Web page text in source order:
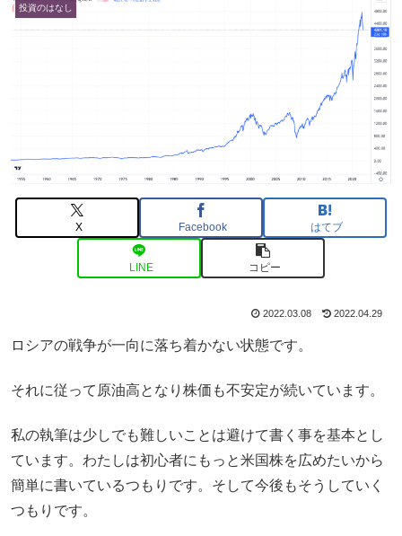
投資のはなし
X Facebook はてブ
LINE コピー
2022.03.08 2022.04.29
ロシアの戦争が一向に落ち着かない状態です。
それに従って原油高となり株価も不安定が続いています。
私の執筆は少しでも難しいことは避けて書く事を基本とし
ています。わたしは初心者にもっと米国株を広めたいから
簡単に書いているつもりです。そして今後もそうしていく
つもりです。